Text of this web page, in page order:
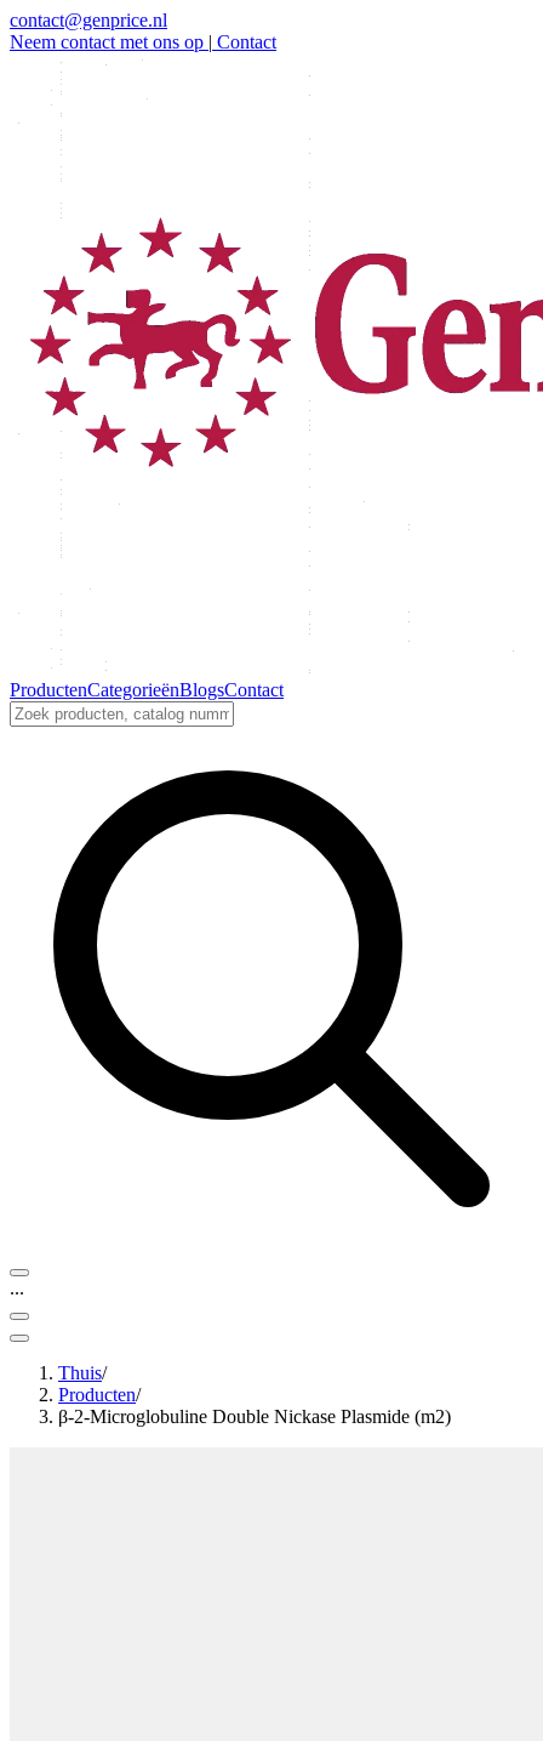
contact@genprice.nl
Neem contact met ons op | Contact
ProductenCategorieënBlogsContact
...
Thuis/
Producten/
β-2-Microglobuline Double Nickase Plasmide (m2)